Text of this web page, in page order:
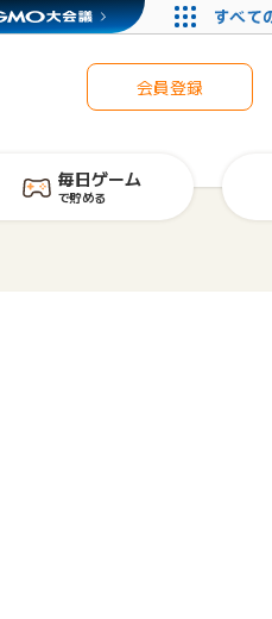
会員登録
毎日ゲーム
で貯める